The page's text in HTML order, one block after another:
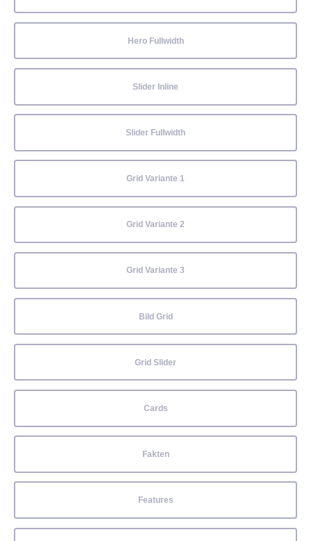
Hero Fullwidth
Slider Inline
Slider Fullwidth
Grid Variante 1
Grid Variante 2
Grid Variante 3
Bild Grid
Grid Slider
Cards
Fakten
Features